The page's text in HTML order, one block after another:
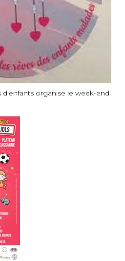
d’enfants organise le week-end